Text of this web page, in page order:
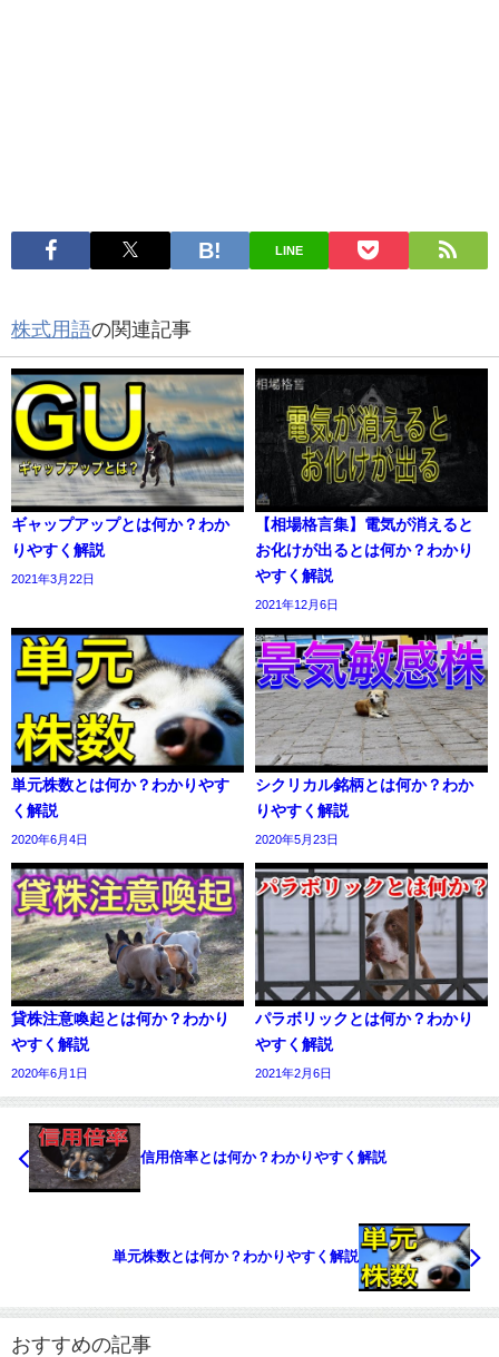
LINE
株式用語の関連記事
ギャップアップとは何か？わか
りやすく解説
2021年3月22日
【相場格言集】電気が消えると
お化けが出るとは何か？わかり
やすく解説
2021年12月6日
単元株数とは何か？わかりやす
く解説
2020年6月4日
シクリカル銘柄とは何か？わか
りやすく解説
2020年5月23日
貸株注意喚起とは何か？わかり
やすく解説
2020年6月1日
パラボリックとは何か？わかり
やすく解説
2021年2月6日
信用倍率とは何か？わかりやすく解説
単元株数とは何か？わかりやすく解説
おすすめの記事